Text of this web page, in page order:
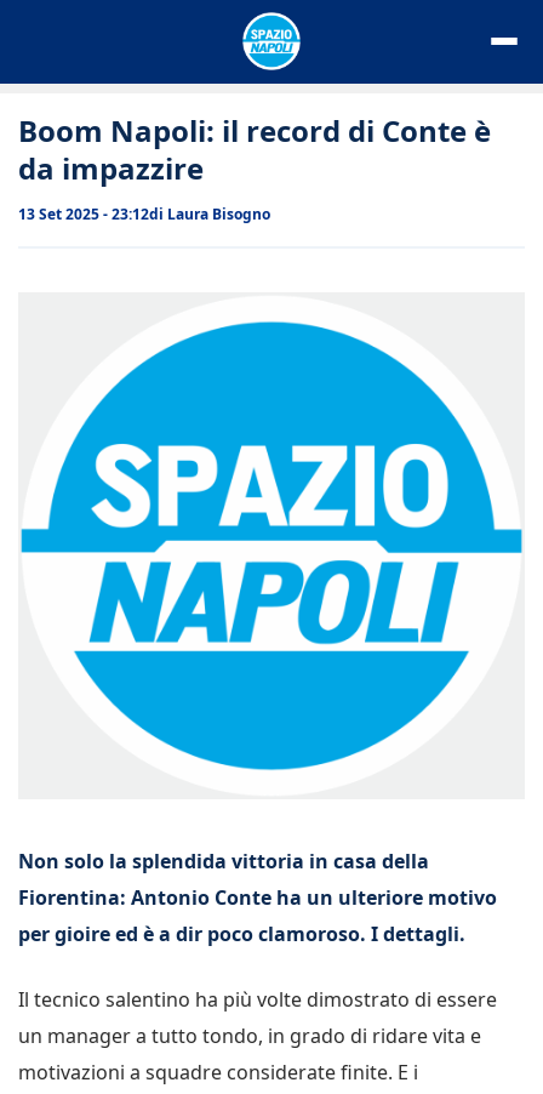
Boom Napoli: il record di Conte è
da impazzire
13 Set 2025 - 23:12di Laura Bisogno
Non solo la splendida vittoria in casa della
Fiorentina: Antonio Conte ha un ulteriore motivo
per gioire ed è a dir poco clamoroso. I dettagli.
Il tecnico salentino ha più volte dimostrato di essere
un manager a tutto tondo, in grado di ridare vita e
motivazioni a squadre considerate finite. E i